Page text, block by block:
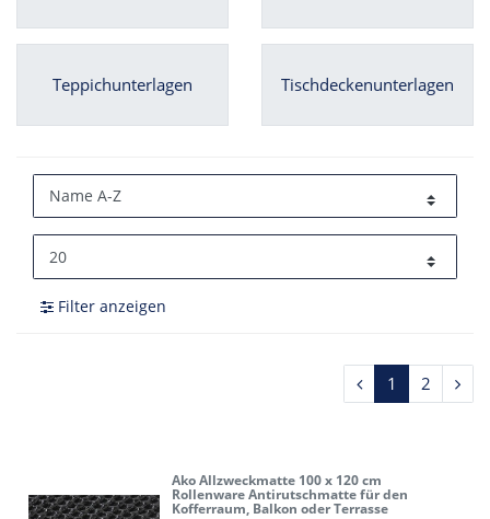
Teppichunterlagen Tischdeckenunterlagen
Filter anzeigen
1 2
Ako Allzweckmatte 100 x 120 cm
Rollenware Antirutschmatte für den
Kofferraum, Balkon oder Terrasse